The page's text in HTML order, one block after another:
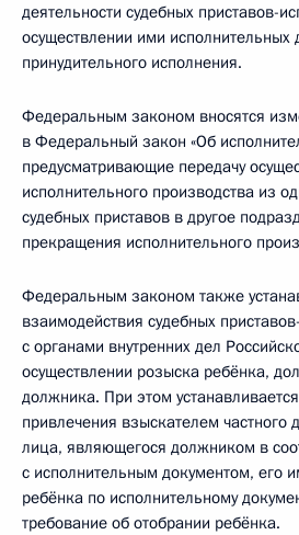
деятельности судебных приставов-
осуществлении ими исполнительных
принудительного исполнения.
Федеральным законом вносятся
в Федеральный закон «Об
предусматривающие передачу
исполнительного производства из
судебных приставов в другое
прекращения исполнительного
Федеральным законом также
взаимодействия судебных
с органами внутренних дел
осуществлении розыска ребёнка,
должника. При этом
привлечения взыскателем частного
лица, являющегося должником в
с исполнительным документом, его
ребёнка по исполнительному
требование об отобрании ребёнка.